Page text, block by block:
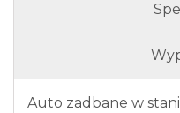
Auto zadbane w